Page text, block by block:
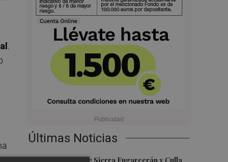
Últimas Noticias
.